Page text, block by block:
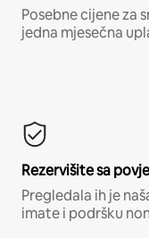
Posebne cijene za
jedna mjesečna
Rezervišite sa
Pregledala ih je
imate i podršku